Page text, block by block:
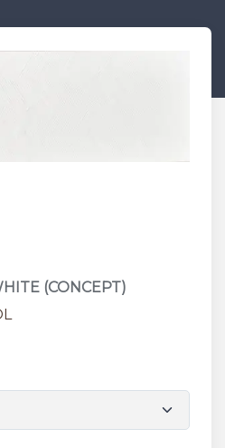
(CONCEPT)